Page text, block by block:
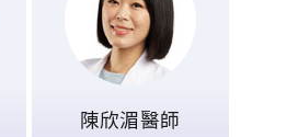
陳欣湄醫師